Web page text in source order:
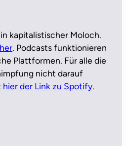
kapitalistischer Moloch.
. Podcasts funktionieren
Plattformen. Für alle die
nicht darauf
hier der Link zu Spotify.